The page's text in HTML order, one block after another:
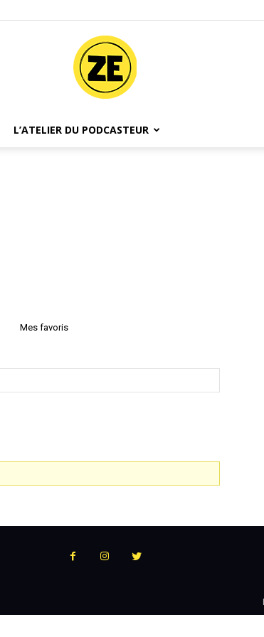
L’ATELIER DU PODCASTEUR
Mes favoris